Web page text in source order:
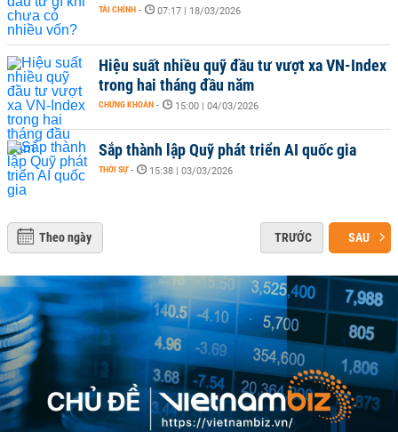
TÀI CHÍNH - 07:17 | 18/03/2026
Hiệu suất nhiều quỹ đầu tư vượt xa VN-Index
trong hai tháng đầu năm
CHỨNG KHOÁN - 15:00 | 04/03/2026
Sắp thành lập Quỹ phát triển AI quốc gia
THỜI SỰ - 15:38 | 03/03/2026
Theo ngày TRƯỚC SAU